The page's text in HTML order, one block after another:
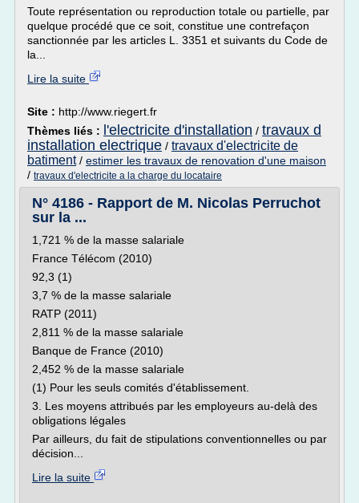
Toute représentation ou reproduction totale ou partielle, par
quelque procédé que ce soit, constitue une contrefaçon
sanctionnée par les articles L. 3351 et suivants du Code de
la...
Lire la suite
Site : http://www.riegert.fr
Thèmes liés :
l'electricite d'installation / travaux d
installation electrique / travaux d'electricite de
batiment/ estimer les travaux de renovation d'une maison
/ travaux d'electricite a la charge du locataire
N° 4186 - Rapport de M. Nicolas Perruchot
sur la ...
1,721 % de la masse salariale
France Télécom (2010)
92,3 (1)
3,7 % de la masse salariale
RATP (2011)
2,811 % de la masse salariale
Banque de France (2010)
2,452 % de la masse salariale
(1) Pour les seuls comités d'établissement.
3. Les moyens attribués par les employeurs au-delà des
obligations légales
Par ailleurs, du fait de stipulations conventionnelles ou par
décision...
Lire la suite